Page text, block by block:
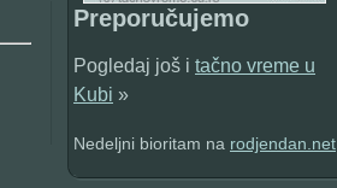
Preporučujemo
Pogledaj još i tačno vreme u
Kubi »
Nedeljni bioritam na rodjendan.net